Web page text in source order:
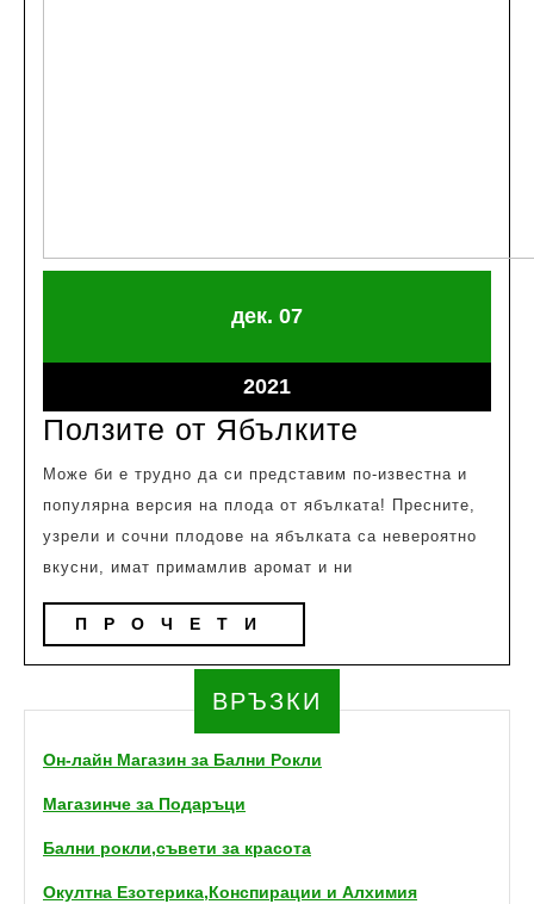
дек. декември
2021
07декември
2021
7,
Ползите от Ябълките
от
Ябълките
Може би е трудно да си представим по-известна и
популярна версия на плода от ябълката! Пресните,
узрели и сочни плодове на ябълката са невероятно
вкусни, имат примамлив аромат и ни
ПРОЧЕТИ
ВРЪЗКИ
Он-лайн Магазин за Бални Рокли
Магазинче за Подаръци
Бални рокли,съвети за красота
Окултна Езотерика,Конспирации и Алхимия